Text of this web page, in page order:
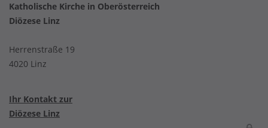
Katholische Kirche in Oberösterreich
Diözese Linz
Herrenstraße 19
4020 Linz
Ihr Kontakt zur
Diözese Linz